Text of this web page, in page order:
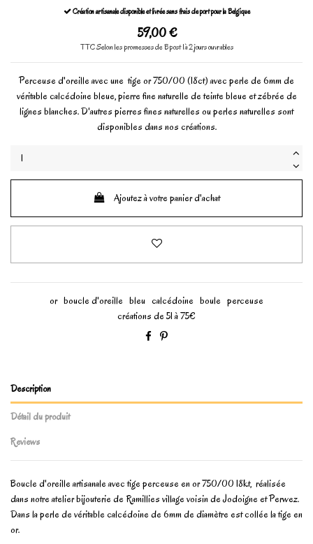
Création artisanale disponible et livrée sans frais de port pour la Belgique
59,00 €
TTCSelon les promesses de Bpost 1à 2 jours ouvrables
Perceuse d'oreille avec une tige or 750/00 (18ct) avec perle de 6mm de
véritable calcédoine bleue, pierre fine naturelle de teinte bleue et zébrée de
lignes blanches. D'autres pierres fines naturelles ou perles naturelles sont
disponibles dans nos créations.
Ajoutez à votre panier d'achat
or boucle d'oreille bleu calcédoine boule perceuse
créations de 51 à 75€
Description
Détail du produit
Reviews
Boucle d'oreille artisanale avec tige perceuse en or 750/00 18kt, réalisée
dans notre atelier bijouterie de Ramillies village voisin de Jodoigne et Perwez.
Dans la perle de véritable calcédoine de 6mm de diamètre est collée la tige en
or.